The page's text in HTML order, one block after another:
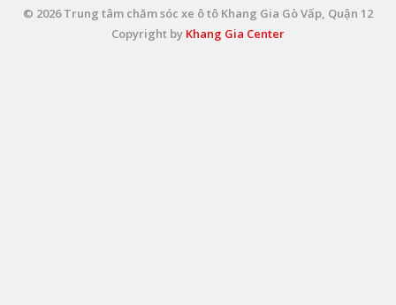
© 2026 Trung tâm chăm sóc xe ô tô Khang Gia Gò Vấp, Quận 12
Copyright by Khang Gia Center